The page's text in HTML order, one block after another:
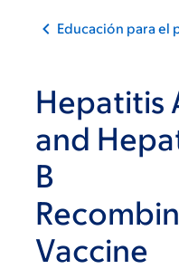
Educación para el
Hepatitis
and
B
Vaccine